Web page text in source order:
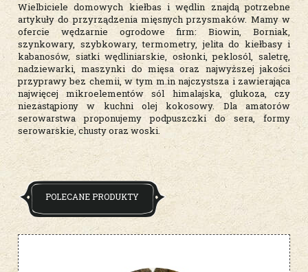
Wielbiciele domowych kiełbas i wędlin znajdą potrzebne
artykuły do przyrządzenia mięsnych przysmaków. Mamy w
ofercie wędzarnie ogrodowe firm: Biowin, Borniak,
szynkowary, szybkowary, termometry, jelita do kiełbasy i
kabanosów, siatki wędliniarskie, osłonki, peklosól, saletrę,
nadziewarki, maszynki do mięsa oraz najwyższej jakości
przyprawy bez chemii, w tym m.in najczystsza i zawierająca
najwięcej mikroelementów sól himalajska, glukoza, czy
niezastąpiony w kuchni olej kokosowy. Dla amatorów
serowarstwa proponujemy podpuszczki do sera, formy
serowarskie, chusty oraz woski.
POLECANE PRODUKTY